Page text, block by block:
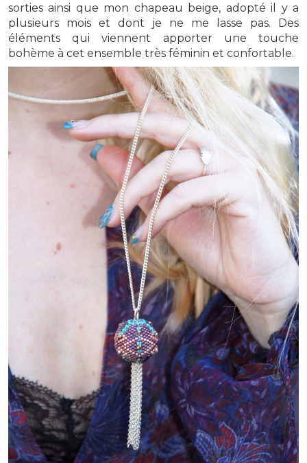
sorties ainsi que mon chapeau beige, adopté il y a
plusieurs mois et dont je ne me lasse pas. Des
éléments qui viennent apporter une touche
bohème à cet ensemble très féminin et confortable.